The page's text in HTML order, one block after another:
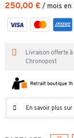
250,00 € / mois en
Livraison offerte à
Chronopost
En savoir plus